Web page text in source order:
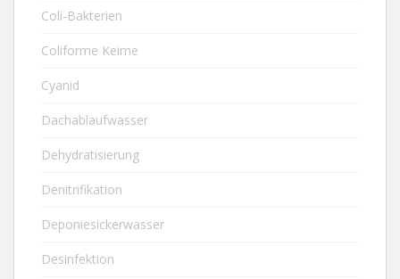
Coli-Bakterien
Coliforme Keime
Cyanid
Dachablaufwasser
Dehydratisierung
Denitrifikation
Deponiesickerwasser
Desinfektion